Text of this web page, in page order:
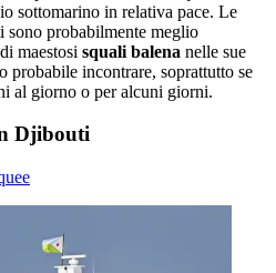
sottomarino in relativa pace. Le
sono probabilmente meglio
maestosi squali balena nelle sue
probabile incontrare, soprattutto se
al giorno o per alcuni giorni.
Djibouti